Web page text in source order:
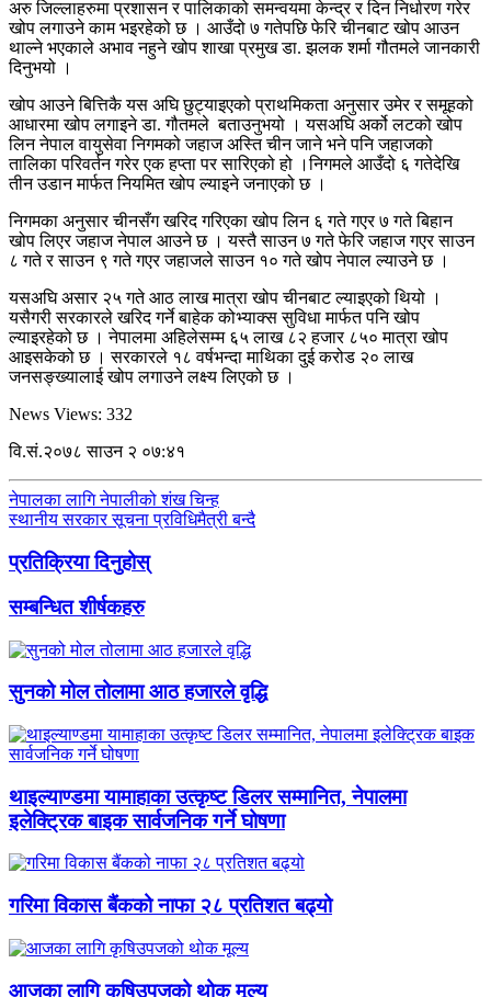
अरु जिल्लाहरुमा प्रशासन र पालिकाको समन्वयमा केन्द्र र दिन निर्धारण गरेर
खोप लगाउने काम भइरहेको छ । आउँदो ७ गतेपछि फेरि चीनबाट खोप आउन
थाल्ने भएकाले अभाव नहुने खोप शाखा प्रमुख डा. झलक शर्मा गौतमले जानकारी
दिनुभयो ।
खोप आउने बित्तिकै यस अघि छुट्याइएको प्राथमिकता अनुसार उमेर र समूहको
आधारमा खोप लगाइने डा. गौतमले बताउनुभयो । यसअघि अर्को लटको खोप
लिन नेपाल वायुसेवा निगमको जहाज अस्ति चीन जाने भने पनि जहाजको
तालिका परिवर्तन गरेर एक हप्ता पर सारिएको हो ।निगमले आउँदो ६ गतेदेखि
तीन उडान मार्फत नियमित खोप ल्याइने जनाएको छ ।
निगमका अनुसार चीनसँग खरिद गरिएका खोप लिन ६ गते गएर ७ गते बिहान
खोप लिएर जहाज नेपाल आउने छ । यस्तै साउन ७ गते फेरि जहाज गएर साउन
८ गते र साउन ९ गते गएर जहाजले साउन १० गते खोप नेपाल ल्याउने छ ।
यसअघि असार २५ गते आठ लाख मात्रा खोप चीनबाट ल्याइएको थियो ।
यसैगरी सरकारले खरिद गर्ने बाहेक कोभ्याक्स सुविधा मार्फत पनि खोप
ल्याइरहेको छ । नेपालमा अहिलेसम्म ६५ लाख ८२ हजार ८५० मात्रा खोप
आइसकेको छ । सरकारले १८ वर्षभन्दा माथिका दुई करोड २० लाख
जनसङ्ख्यालाई खोप लगाउने लक्ष्य लिएको छ ।
News Views: 332
वि.सं.२०७८ साउन २ ०७:४१
नेपालका लागि नेपालीको शंख चिन्ह
स्थानीय सरकार सूचना प्रविधिमैत्री बन्दै
प्रतिक्रिया दिनुहोस्
सम्बन्धित शीर्षकहरु
सुनको मोल तोलामा आठ हजारले वृद्धि
थाइल्याण्डमा यामाहाका उत्कृष्ट डिलर सम्मानित, नेपालमा
इलेक्ट्रिक बाइक सार्वजनिक गर्ने घोषणा
गरिमा विकास बैंकको नाफा २८ प्रतिशत बढ्यो
आजका लागि कृषिउपजको थोक मूल्य